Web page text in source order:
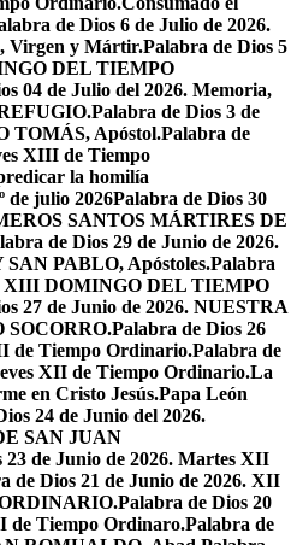
de Dios 6 de Julio de 2026.
Virgen y Mártir.Palabra de Dios 5
DEL TIEMPO
04 de Julio del 2026. Memoria,
Palabra de Dios 3 de
TOMÁS, Apóstol.Palabra de
XIII de Tiempo
la homilía
de julio 2026Palabra de Dios 30
SANTOS MÁRTIRES DE
de Dios 29 de Junio de 2026.
SAN PABLO, Apóstoles.Palabra
XIII DOMINGO DEL TIEMPO
27 de Junio de 2026. NUESTRA
SOCORRO.Palabra de Dios 26
de Tiempo Ordinario.Palabra de
XII de Tiempo Ordinario.La
en Cristo Jesús.Papa León
24 de Junio del 2026.
SAN JUAN
23 de Junio de 2026. Martes XII
de Dios 21 de Junio de 2026. XII
Palabra de Dios 20
de Tiempo Ordinaro.Palabra de